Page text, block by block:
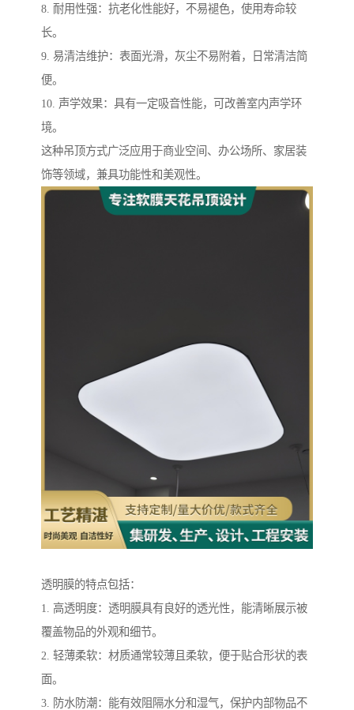
8. 耐用性强：抗老化性能好，不易褪色，使用寿命较
长。
9. 易清洁维护：表面光滑，灰尘不易附着，日常清洁简
便。
10. 声学效果：具有一定吸音性能，可改善室内声学环
境。
这种吊顶方式广泛应用于商业空间、办公场所、家居装
饰等领域，兼具功能性和美观性。
透明膜的特点包括：
1. 高透明度：透明膜具有良好的透光性，能清晰展示被
覆盖物品的外观和细节。
2. 轻薄柔软：材质通常较薄且柔软，便于贴合形状的表
面。
3. 防水防潮：能有效阻隔水分和湿气，保护内部物品不